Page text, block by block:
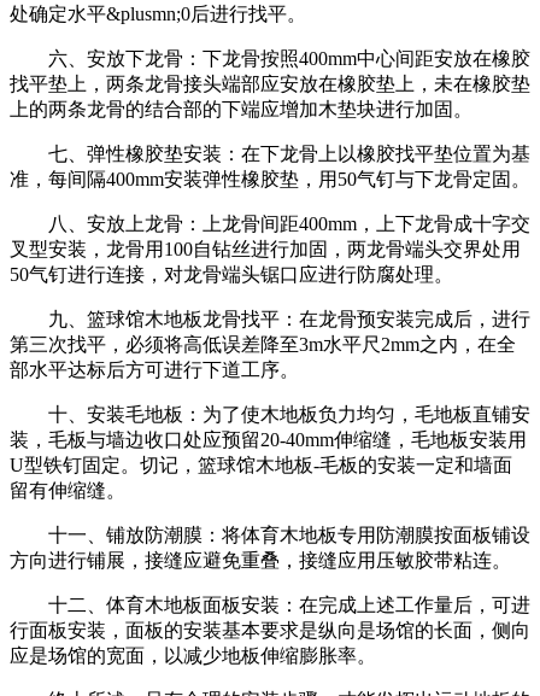
处确定水平&plusmn;0后进行找平。
六、安放下龙骨：下龙骨按照400mm中心间距安放在橡胶
找平垫上，两条龙骨接头端部应安放在橡胶垫上，未在橡胶垫
上的两条龙骨的结合部的下端应增加木垫块进行加固。
七、弹性橡胶垫安装：在下龙骨上以橡胶找平垫位置为基
准，每间隔400mm安装弹性橡胶垫，用50气钉与下龙骨定固。
八、安放上龙骨：上龙骨间距400mm，上下龙骨成十字交
叉型安装，龙骨用100自钻丝进行加固，两龙骨端头交界处用
50气钉进行连接，对龙骨端头锯口应进行防腐处理。
九、篮球馆木地板龙骨找平：在龙骨预安装完成后，进行
第三次找平，必须将高低误差降至3m水平尺2mm之内，在全
部水平达标后方可进行下道工序。
十、安装毛地板：为了使木地板负力均匀，毛地板直铺安
装，毛板与墙边收口处应预留20-40mm伸缩缝，毛地板安装用
U型铁钉固定。切记，篮球馆木地板-毛板的安装一定和墙面
留有伸缩缝。
十一、铺放防潮膜：将体育木地板专用防潮膜按面板铺设
方向进行铺展，接缝应避免重叠，接缝应用压敏胶带粘连。
十二、体育木地板面板安装：在完成上述工作量后，可进
行面板安装，面板的安装基本要求是纵向是场馆的长面，侧向
应是场馆的宽面，以减少地板伸缩膨胀率。